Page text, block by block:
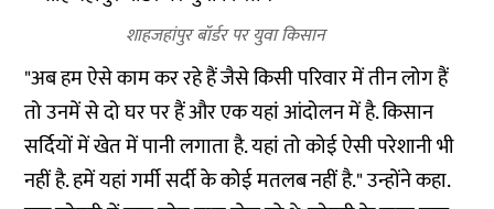
शाहजहांपुर बॉर्डर पर युवा किसान
"अब हम ऐसे काम कर रहे हैं जैसे किसी परिवार में तीन लोग हैं
तो उनमें से दो घर पर हैं और एक यहां आंदोलन में है. किसान
सर्दियों में खेत में पानी लगाता है. यहां तो कोई ऐसी परेशानी भी
नहीं है. हमें यहां गर्मी सर्दी के कोई मतलब नहीं है." उन्होंने कहा.